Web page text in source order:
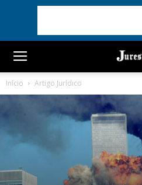
Início Artigo Jurídico